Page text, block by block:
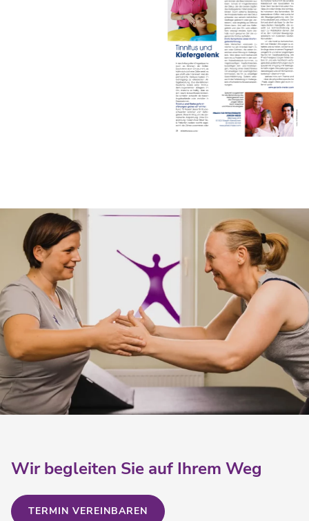
Wir begleiten Sie auf Ihrem Weg
TERMIN VEREINBAREN